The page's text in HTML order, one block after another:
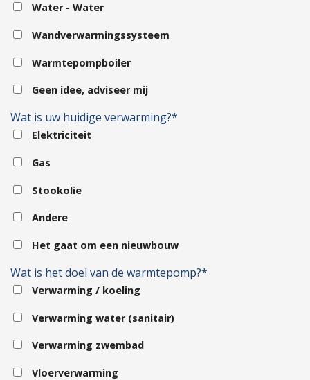
Water - Water
Wandverwarmingssysteem
Warmtepompboiler
Geen idee, adviseer mij
Wat is uw huidige verwarming?*
Elektriciteit
Gas
Stookolie
Andere
Het gaat om een nieuwbouw
Wat is het doel van de warmtepomp?*
Verwarming / koeling
Verwarming water (sanitair)
Verwarming zwembad
Vloerverwarming